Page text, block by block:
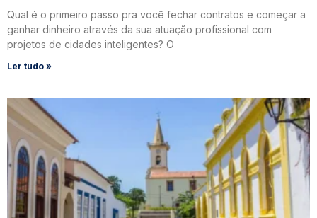
Qual é o primeiro passo pra você fechar contratos e começar a
ganhar dinheiro através da sua atuação profissional com
projetos de cidades inteligentes? O
Ler tudo »